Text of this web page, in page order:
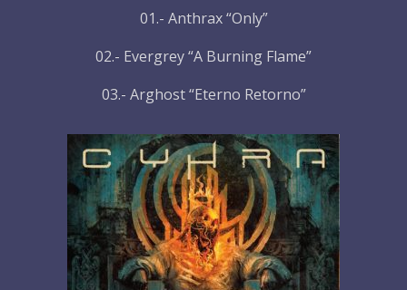
01.- Anthrax “Only”
02.- Evergrey “A Burning Flame”
03.- Arghost “Eterno Retorno”